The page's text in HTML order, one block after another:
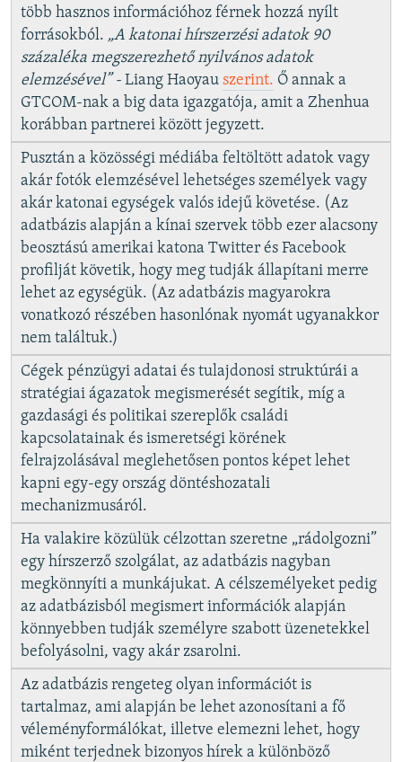
több hasznos információhoz férnek hozzá nyílt
forrásokból. „A katonai hírszerzési adatok 90
százaléka megszerezhető nyilvános adatok
elemzésével” - Liang Haoyau szerint. Ő annak a
GTCOM-nak a big data igazgatója, amit a Zhenhua
korábban partnerei között jegyzett.
Pusztán a közösségi médiába feltöltött adatok vagy
akár fotók elemzésével lehetséges személyek vagy
akár katonai egységek valós idejű követése. (Az
adatbázis alapján a kínai szervek több ezer alacsony
beosztású amerikai katona Twitter és Facebook
profilját követik, hogy meg tudják állapítani merre
lehet az egységük. (Az adatbázis magyarokra
vonatkozó részében hasonlónak nyomát ugyanakkor
nem találtuk.)
Cégek pénzügyi adatai és tulajdonosi struktúrái a
stratégiai ágazatok megismerését segítik, míg a
gazdasági és politikai szereplők családi
kapcsolatainak és ismeretségi körének
felrajzolásával meglehetősen pontos képet lehet
kapni egy-egy ország döntéshozatali
mechanizmusáról.
Ha valakire közülük célzottan szeretne „rádolgozni”
egy hírszerző szolgálat, az adatbázis nagyban
megkönnyíti a munkájukat. A célszemélyeket pedig
az adatbázisból megismert információk alapján
könnyebben tudják személyre szabott üzenetekkel
befolyásolni, vagy akár zsarolni.
Az adatbázis rengeteg olyan információt is
tartalmaz, ami alapján be lehet azonosítani a fő
véleményformálókat, illetve elemezni lehet, hogy
miként terjednek bizonyos hírek a különböző